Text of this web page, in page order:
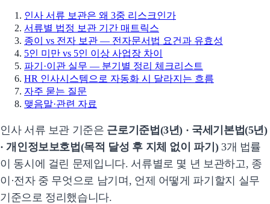
인사 서류 보관은 왜 3중 리스크인가
서류별 법정 보관 기간 매트릭스
종이 vs 전자 보관 — 전자문서법 요건과 유효성
5인 미만 vs 5인 이상 사업장 차이
파기·이관 실무 — 분기별 정리 체크리스트
HR 인사시스템으로 자동화 시 달라지는 흐름
자주 묻는 질문
맺음말·관련 자료
인사 서류 보관 기준은 근로기준법(3년) · 국세기본법(5년)
· 개인정보보호법(목적 달성 후 지체 없이 파기)3개 법률
이 동시에 걸린 문제입니다. 서류별로 몇 년 보관하고, 종
이·전자 중 무엇으로 남기며, 언제 어떻게 파기할지 실무
기준으로 정리했습니다.